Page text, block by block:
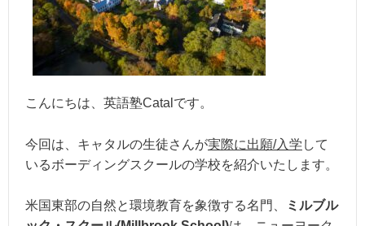
こんにちは、英語塾Catalです。
今回は、キャタルの生徒さんが実際に出願/入学 して
いるボーディングスクールの学校を紹介いたします。
米国東部の自然と環境教育を象徴する名門、
ミルブル